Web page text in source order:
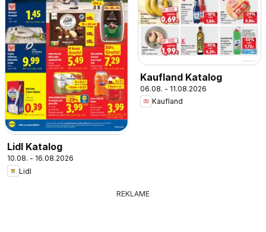
Lidl Katalog
10.08. - 16.08.2026
Lidl
Kaufland Katalog
06.08. - 11.08.2026
Kaufland
REKLAME